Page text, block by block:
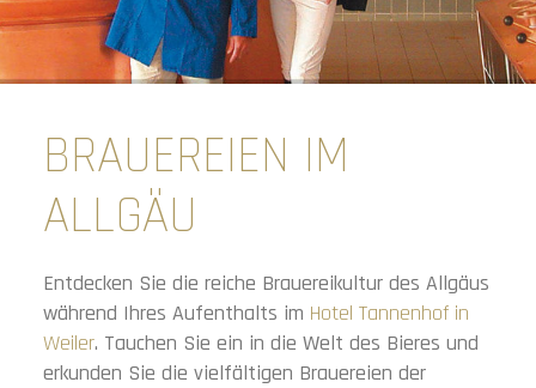
BRAUEREIEN IM
ALLGÄU
Entdecken Sie die reiche Brauereikultur des Allgäus
während Ihres Aufenthalts im Hotel Tannenhof in
Weiler. Tauchen Sie ein in die Welt des Bieres und
erkunden Sie die vielfältigen Brauereien der